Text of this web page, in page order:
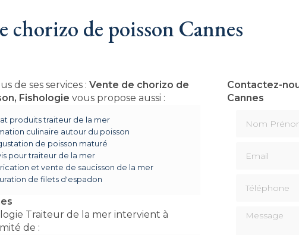
chorizo de poisson Cannes
de ses services : Vente de chorizo de
Fishologie vous propose aussi :
produits traiteur de la mer
culinaire autour du poisson
de poisson maturé
pour traiteur de la mer
et vente de saucisson de la mer
de filets d'espadon
Traiteur de la mer intervient à
de :
Contactez-
Cannes
Message